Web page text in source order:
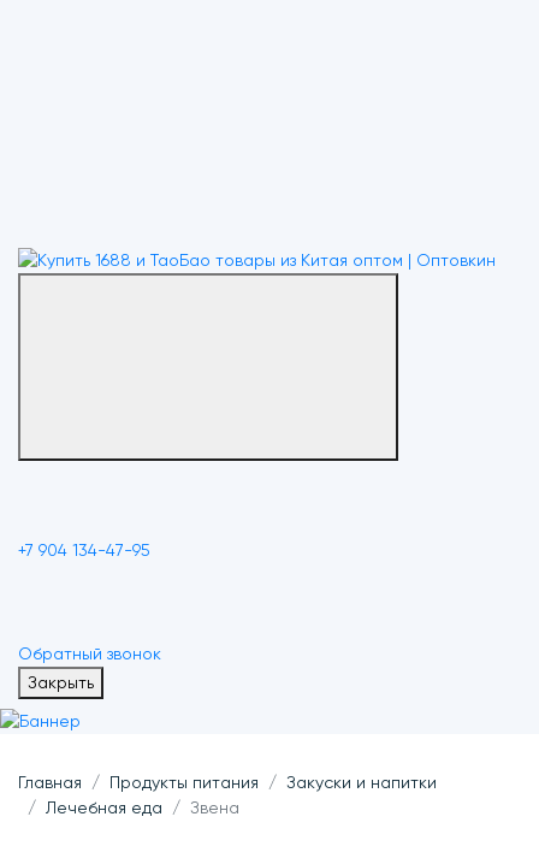
+7 904 134-47-95
Обратный звонок
Закрыть
Главная Продукты питания
Закуски и напитки
Лечебная еда
Звена